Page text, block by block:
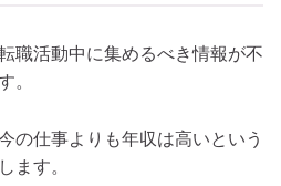
職活動中に集めるべき情報が不
。
の仕事よりも年収は高いという
ます。